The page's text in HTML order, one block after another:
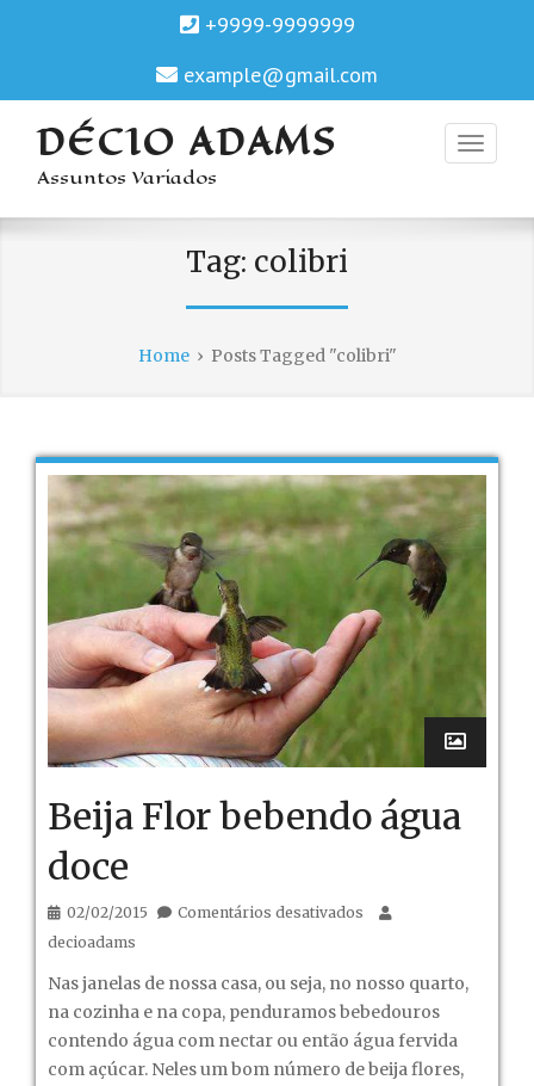
+9999-9999999
example@gmail.com
DÉCIO ADAMS
Assuntos Variados
Tag: colibri
Home› Posts Tagged "colibri"
Beija Flor bebendo água
doce
02/02/2015 Comentários desativados em
bebendo
doce
decioadams
Nas janelas de nossa casa, ou seja, no nosso quarto,
na cozinha e na copa, penduramos bebedouros
contendo água com nectar ou então água fervida
com açúcar. Neles um bom número de beija flores,